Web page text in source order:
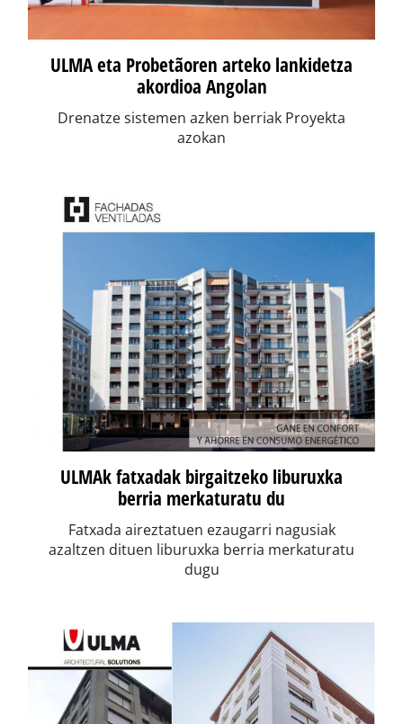
ULMA eta Probetãoren arteko lankidetza
akordioa Angolan
Drenatze sistemen azken berriak Proyekta
azokan
ULMAk fatxadak birgaitzeko liburuxka
berria merkaturatu du
Fatxada aireztatuen ezaugarri nagusiak
azaltzen dituen liburuxka berria merkaturatu
dugu